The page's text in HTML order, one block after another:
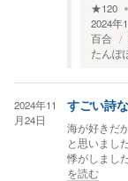
★120
2024年
百合
たんぽ
2024年11
月24日
すごい詩
海が好きだ
と思いまし
悸がしまし
を読む